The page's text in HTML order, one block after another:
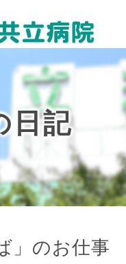
日記
」のお仕事